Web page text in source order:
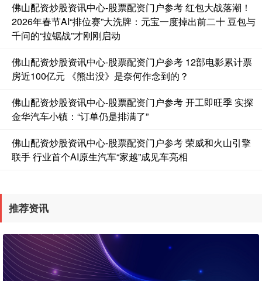
基金指数 7242.10
国债指数 229.69 +0.10
佛山配资炒股资讯中心-股票配资门户参考 红包大战落潮！
2026年春节AI“排位赛”大洗牌：元宝一度掉出前二十 豆包与
千问的“拉锯战”才刚刚启动
佛山配资炒股资讯中心-股票配资门户参考 12部电影累计票
房近100亿元 《熊出没》是奈何作念到的？
佛山配资炒股资讯中心-股票配资门户参考 开工即旺季 实探
金华汽车小镇：“订单仍是排满了”
佛山配资炒股资讯中心-股票配资门户参考 荣威和火山引擎
联手 行业首个AI原生汽车“家越”成见车亮相
推荐资讯